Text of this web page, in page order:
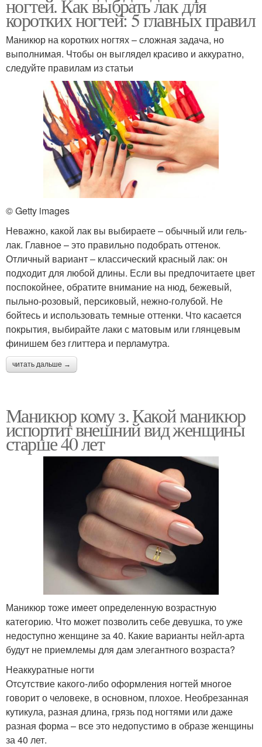
ногтей. Как выбрать лак для
коротких ногтей: 5 главных правил
Маникюр на коротких ногтях – сложная задача, но
выполнимая. Чтобы он выглядел красиво и аккуратно,
следуйте правилам из статьи
© Getty images
Неважно, какой лак вы выбираете ‒ обычный или гель-
лак. Главное – это правильно подобрать оттенок.
Отличный вариант ‒ классический красный лак: он
подходит для любой длины. Если вы предпочитаете цвет
поспокойнее, обратите внимание на нюд, бежевый,
пыльно-розовый, персиковый, нежно-голубой. Не
бойтесь и использовать темные оттенки. Что касается
покрытия, выбирайте лаки с матовым или глянцевым
финишем без глиттера и перламутра.
читать дальше →
Маникюр кому з. Какой маникюр
испортит внешний вид женщины
старше 40 лет
Маникюр тоже имеет определенную возрастную
категорию. Что может позволить себе девушка, то уже
недоступно женщине за 40. Какие варианты нейл-арта
будут не приемлемы для дам элегантного возраста?
Неаккуратные ногти
Отсутствие какого-либо оформления ногтей многое
говорит о человеке, в основном, плохое. Необрезанная
кутикула, разная длина, грязь под ногтями или даже
разная форма – все это недопустимо в образе женщины
за 40 лет.